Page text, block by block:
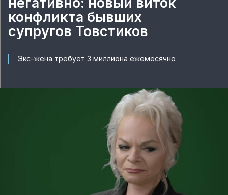
конфликта бывших
супругов Товстиков
Экс-жена требует 3 миллиона ежемесячно